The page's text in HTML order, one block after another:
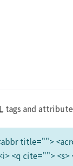
tags and
title="">
<q cite=""> <s>